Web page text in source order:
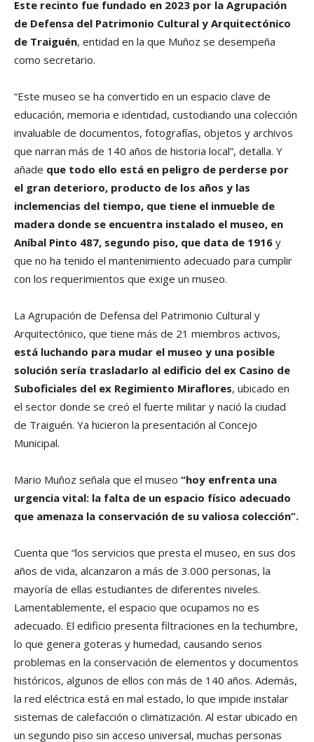
Este recinto fue fundado en 2023 por la Agrupación
de Defensa del Patrimonio Cultural y Arquitectónico
de Traiguén, entidad en la que Muñoz se desempeña
como secretario.
“Este museo se ha convertido en un espacio clave de
educación, memoria e identidad, custodiando una colección
invaluable de documentos, fotografías, objetos y archivos
que narran más de 140 años de historia local”, detalla. Y
añade que todo ello está en peligro de perderse por
el gran deterioro, producto de los años y las
inclemencias del tiempo, que tiene el inmueble de
madera donde se encuentra instalado el museo, en
Aníbal Pinto 487, segundo piso, que data de 1916 y
que no ha tenido el mantenimiento adecuado para cumplir
con los requerimientos que exige un museo.
La Agrupación de Defensa del Patrimonio Cultural y
Arquitectónico, que tiene más de 21 miembros activos,
está luchando para mudar el museo y una posible
solución sería trasladarlo al edificio del ex Casino de
Suboficiales del ex Regimiento Miraflores, ubicado en
el sector donde se creó el fuerte militar y nació la ciudad
de Traiguén. Ya hicieron la presentación al Concejo
Municipal.
Mario Muñoz señala que el museo “hoy enfrenta una
urgencia vital: la falta de un espacio físico adecuado
que amenaza la conservación de su valiosa colección”.
Cuenta que “los servicios que presta el museo, en sus dos
años de vida, alcanzaron a más de 3.000 personas, la
mayoría de ellas estudiantes de diferentes niveles.
Lamentablemente, el espacio que ocupamos no es
adecuado. El edificio presenta filtraciones en la techumbre,
lo que genera goteras y humedad, causando serios
problemas en la conservación de elementos y documentos
históricos, algunos de ellos con más de 140 años. Además,
la red eléctrica está en mal estado, lo que impide instalar
sistemas de calefacción o climatización. Al estar ubicado en
un segundo piso sin acceso universal, muchas personas